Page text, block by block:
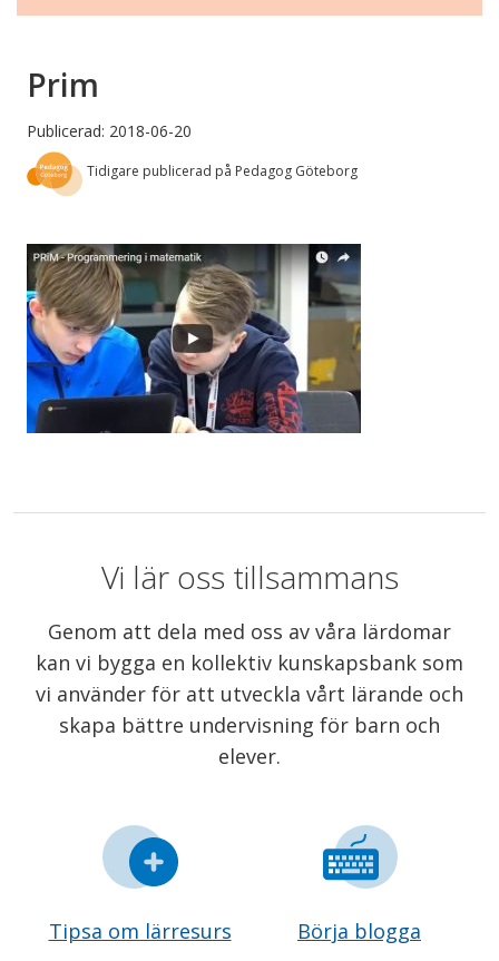
Prim
Publicerad: 2018-06-20
Tidigare publicerad på Pedagog Göteborg
Vi lär oss tillsammans
Genom att dela med oss av våra lärdomar
kan vi bygga en kollektiv kunskapsbank som
vi använder för att utveckla vårt lärande och
skapa bättre undervisning för barn och
elever.
Tipsa om lärresurs Börja blogga